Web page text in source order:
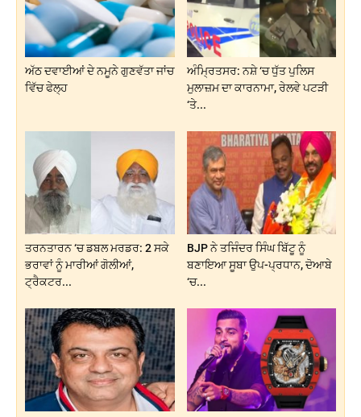
ਅੱਠ ਦਵਾਈਆਂ ਦੇ ਨਮੂਨੇ ਗੁਣਵੱਤਾ ਜਾਂਚ
ਵਿੱਚ ਫੇਲ੍ਹ
ਅੰਮ੍ਰਿਤਸਰ: ਨਸ਼ੇ ‘ਚ ਧੁੱਤ ਪੁਲਿਸ
ਮੁਲਾਜ਼ਮ ਦਾ ਕਾਰਨਾਮਾ, ਰੇਲਵੇ ਪਟੜੀ
‘ਤੇ...
ਤਰਨਤਾਰਨ ‘ਚ ਡਬਲ ਮਰਡਰ: 2 ਸਕੇ
ਭਰਾਵਾਂ ਨੂੰ ਮਾਰੀਆਂ ਗੋਲੀਆਂ,
ਟ੍ਰੈਕਟਰ...
BJP ਨੇ ਤਜਿੰਦਰ ਸਿੰਘ ਬਿੱਟੂ ਨੂੰ
ਬਣਾਇਆ ਸੂਬਾ ਉਪ-ਪ੍ਰਧਾਨ, ਦੋਆਬੇ
‘ਚ...